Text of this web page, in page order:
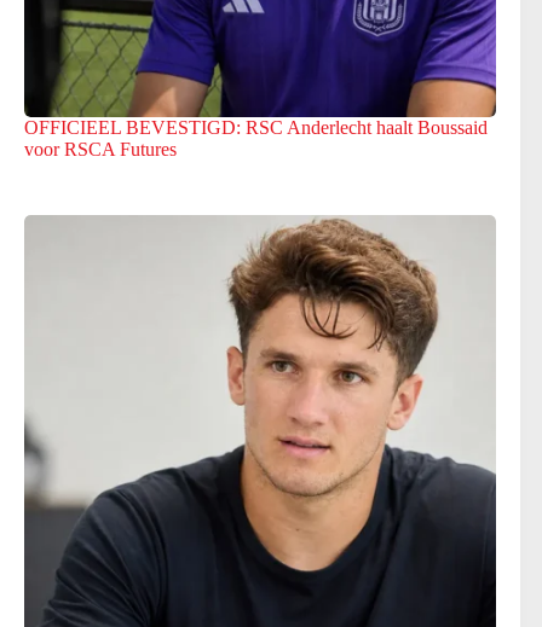
OFFICIEEL BEVESTIGD: RSC Anderlecht haalt Boussaid
voor RSCA Futures